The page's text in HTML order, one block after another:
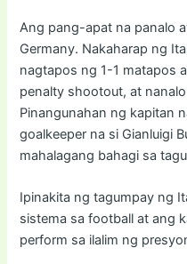
Ang pang-apat na panalo
Germany. Nakaharap ng
nagtapos ng 1-1 matapos
penalty shootout, at
Pinangunahan ng kapitan
goalkeeper na si Gianluigi
mahalagang bahagi sa
Ipinakita ng tagumpay ng
sistema sa football at ang
perform sa ilalim ng